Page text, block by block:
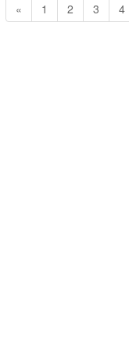
« 1 2 3 4